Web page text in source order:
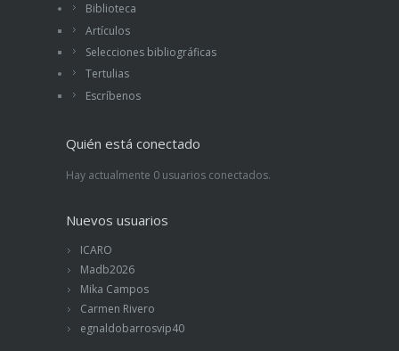
Biblioteca
Artículos
Selecciones bibliográficas
Tertulias
Escríbenos
Quién está conectado
Hay actualmente 0 usuarios conectados.
Nuevos usuarios
ICARO
Madb2026
Mika Campos
Carmen Rivero
egnaldobarrosvip40